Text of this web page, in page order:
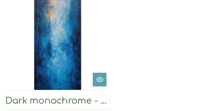
Dark monochrome - Πίνακας σε καμβά